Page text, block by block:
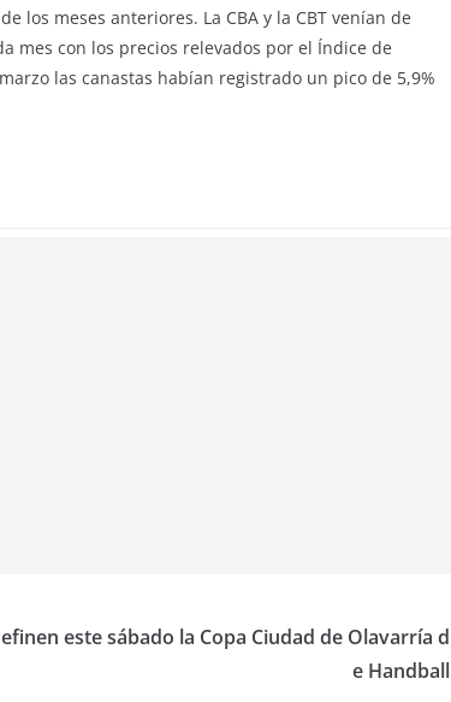
los meses anteriores. La CBA y la CBT venían de
mes con los precios relevados por el Índice de
las canastas habían registrado un pico de 5,9%
este sábado la Copa Ciudad de Olavarría d
e Handball